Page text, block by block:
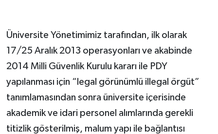
Üniversite Yönetimimiz tarafından, ilk olarak
17/25 Aralık 2013 operasyonları ve akabinde
2014 Milli Güvenlik Kurulu kararı ile PDY
yapılanması için “legal görünümlü illegal örgüt”
tanımlamasından sonra üniversite içerisinde
akademik ve idari personel alımlarında gerekli
titizlik gösterilmiş, malum yapı ile bağlantısı